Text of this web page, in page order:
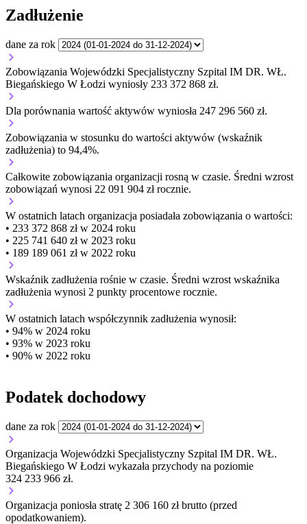
Zadłużenie
dane za rok
Zobowiązania Wojewódzki Specjalistyczny Szpital IM DR. WŁ.
Biegańskiego W Łodzi wyniosły 233 372 868 zł.
Dla porównania wartość aktywów wyniosła 247 296 560 zł.
Zobowiązania w stosunku do wartości aktywów (wskaźnik
zadłużenia) to 94,4%.
Całkowite zobowiązania organizacji rosną w czasie. Średni wzrost
zobowiązań wynosi 22 091 904 zł rocznie.
W ostatnich latach organizacja posiadała zobowiązania o wartości:
• 233 372 868 zł w 2024 roku
• 225 741 640 zł w 2023 roku
• 189 189 061 zł w 2022 roku
Wskaźnik zadłużenia rośnie w czasie. Średni wzrost wskaźnika
zadłużenia wynosi 2 punkty procentowe rocznie.
W ostatnich latach współczynnik zadłużenia wynosił:
• 94% w 2024 roku
• 93% w 2023 roku
• 90% w 2022 roku
Podatek dochodowy
dane za rok
Organizacja Wojewódzki Specjalistyczny Szpital IM DR. WŁ.
Biegańskiego W Łodzi wykazała przychody na poziomie
324 233 966 zł.
Organizacja poniosła stratę 2 306 160 zł brutto (przed
opodatkowaniem).